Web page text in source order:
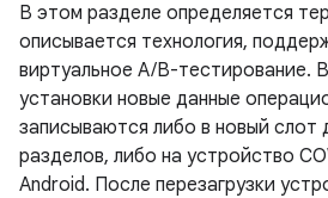
В этом разделе определяется
описывается технология,
виртуальное A/B-тестирование.
установки новые данные
записываются либо в новый слот
разделов, либо на устройство
Android. После перезагрузки